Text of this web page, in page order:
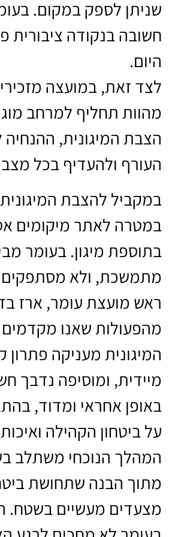
שניתן לספק במקום.
חשובה בנקודה ציבורית
היום.
לצד זאת, במועצה
מהוות תחליף למרחב
הצבת המיגונית,
העורף ולהעדיף בכל
במקביל להצבת
במטרה לאתר מיקומים
בתוספת מיגון. בעומר
מתמשכת, ולא מסתפקים
ראש מועצת עומר, ארז
מהפעולות שאנו מקדמים
המיגונית מעניקה
מיידית, ומוסיפה נדבך
באופן אחראי ומדוד,
על ביטחון הקהילה
המהלך הנוכחי משתלב
מתוך הבנה שתחושת
מצעדים מעשיים בשטח.